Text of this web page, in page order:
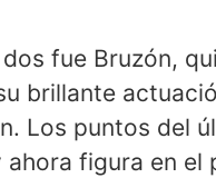
fue Bruzón,
brillante
Los puntos del
figura en el